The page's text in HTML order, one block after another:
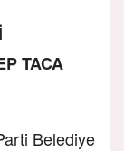
TACA
Belediye